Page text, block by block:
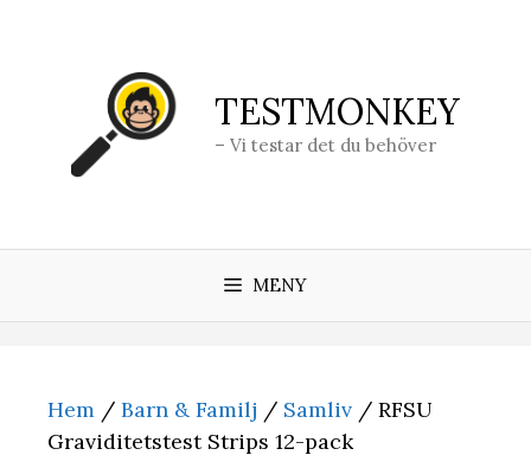
TESTMONKEY
– Vi testar det du behöver
MENY
Hem / Barn & Familj / Samliv / RFSU
Graviditetstest Strips 12-pack